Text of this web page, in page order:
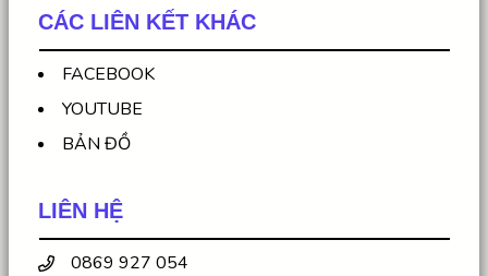
CÁC LIÊN KẾT KHÁC
FACEBOOK
YOUTUBE
BẢN ĐỒ
LIÊN HỆ
0869 927 054